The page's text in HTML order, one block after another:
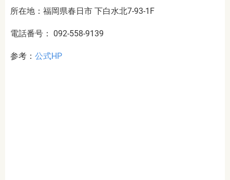
所在地：福岡県春日市 下白水北7-93-1F
電話番号： 092-558-9139
参考： 公式HP